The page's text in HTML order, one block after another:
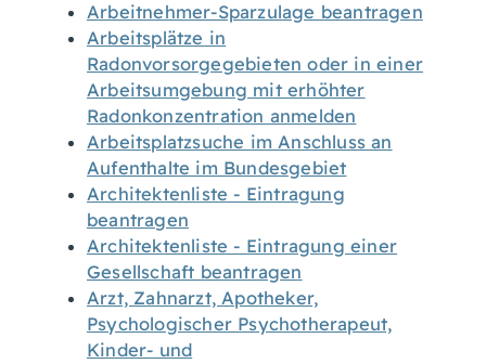
Arbeitnehmer-Sparzulage beantragen
Arbeitsplätze in
Radonvorsorgegebieten oder in einer
Arbeitsumgebung mit erhöhter
Radonkonzentration anmelden
Arbeitsplatzsuche im Anschluss an
Aufenthalte im Bundesgebiet
Architektenliste - Eintragung
beantragen
Architektenliste - Eintragung einer
Gesellschaft beantragen
Arzt, Zahnarzt, Apotheker,
Psychologischer Psychotherapeut,
Kinder- und